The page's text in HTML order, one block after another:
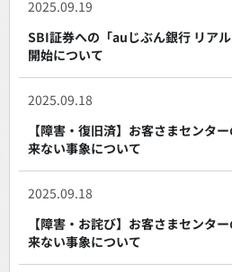
2025.09.19
SBI証券への「auじぶん銀行 リア
開始について
2025.09.18
【障害・復旧済】お客さまセンタ
来ない事象について
2025.09.18
【障害・お詫び】お客さまセンタ
来ない事象について